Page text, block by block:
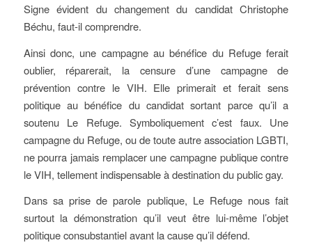
Signe évident du changement du candidat Christophe
Béchu, faut-il comprendre.
Ainsi donc, une campagne au bénéfice du Refuge ferait
oublier, réparerait, la censure d’une campagne de
prévention contre le VIH. Elle primerait et ferait sens
politique au bénéfice du candidat sortant parce qu’il a
soutenu Le Refuge. Symboliquement c’est faux. Une
campagne du Refuge, ou de toute autre association LGBTI,
ne pourra jamais remplacer une campagne publique contre
le VIH, tellement indispensable à destination du public gay.
Dans sa prise de parole publique, Le Refuge nous fait
surtout la démonstration qu’il veut être lui-même l’objet
politique consubstantiel avant la cause qu’il défend.